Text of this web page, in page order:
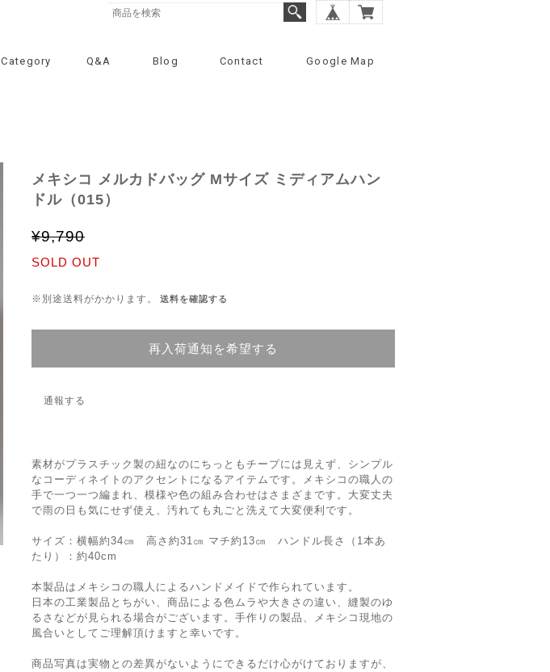
Category Q&A Blog Contact Google Map
メキシコ メルカドバッグ Mサイズ ミディアムハン
ドル（015）
¥9,790
SOLD OUT
※別途送料がかかります。 送料を確認する
再入荷通知を希望する
通報する
素材がプラスチック製の紐なのにちっともチープには見えず、シンプル
なコーディネイトのアクセントになるアイテムです。メキシコの職人の
手で一つ一つ編まれ、模様や色の組み合わせはさまざまです。大変丈夫
で雨の日も気にせず使え、汚れても丸ごと洗えて大変便利です。
サイズ：横幅約34㎝ 高さ約31㎝ マチ約13㎝ ハンドル長さ（1本あ
たり）：約40cm
本製品はメキシコの職人によるハンドメイドで作られています。
日本の工業製品とちがい、商品による色ムラや大きさの違い、縫製のゆ
るさなどが見られる場合がございます。手作りの製品、メキシコ現地の
風合いとしてご理解頂けますと幸いです。
商品写真は実物との差異がないようにできるだけ心がけておりますが、